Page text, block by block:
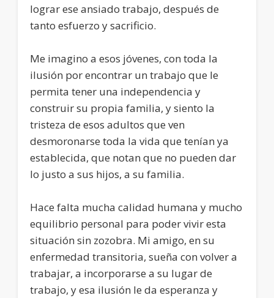
lograr ese ansiado trabajo, después de
tanto esfuerzo y sacrificio.
Me imagino a esos jóvenes, con toda la
ilusión por encontrar un trabajo que le
permita tener una independencia y
construir su propia familia, y siento la
tristeza de esos adultos que ven
desmoronarse toda la vida que tenían ya
establecida, que notan que no pueden dar
lo justo a sus hijos, a su familia.
Hace falta mucha calidad humana y mucho
equilibrio personal para poder vivir esta
situación sin zozobra. Mi amigo, en su
enfermedad transitoria, sueña con volver a
trabajar, a incorporarse a su lugar de
trabajo, y esa ilusión le da esperanza y